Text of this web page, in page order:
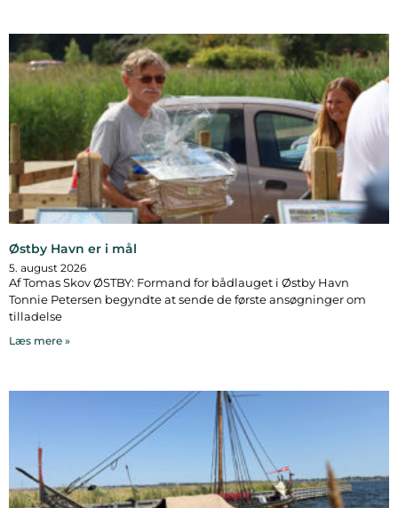
Østby Havn er i mål
5. august 2026
Af Tomas Skov ØSTBY: Formand for bådlauget i Østby Havn
Tonnie Petersen begyndte at sende de første ansøgninger om
tilladelse
Læs mere »